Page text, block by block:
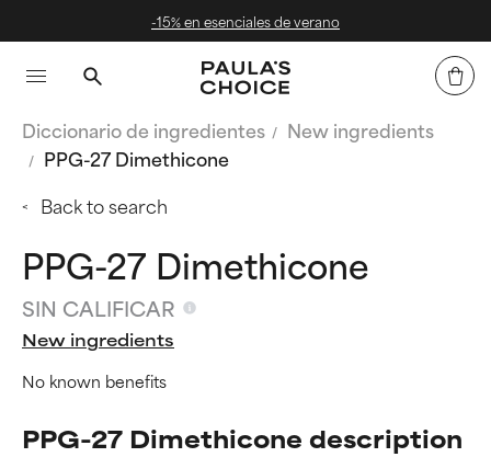
Diccionario de ingredientes
New ingredients
PPG-27 Dimethicone
Back to search
PPG-27 Dimethicone
SIN CALIFICAR
New ingredients
No known benefits
PPG-27 Dimethicone description